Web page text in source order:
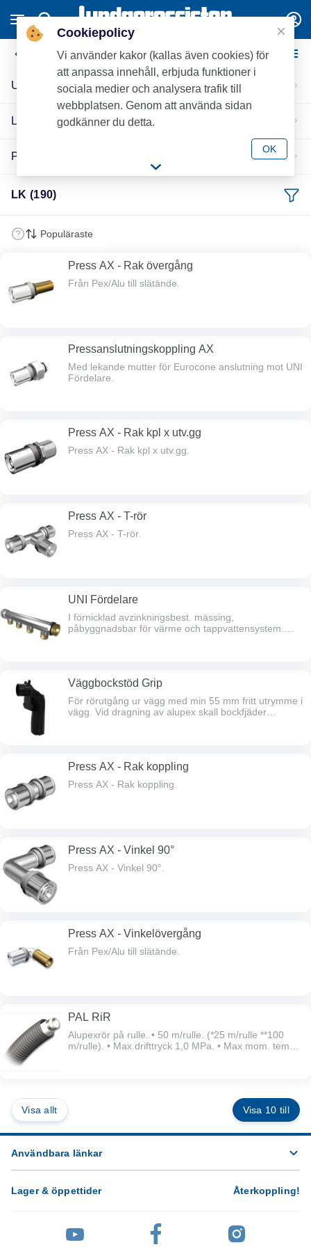
Universal
LK Universal Push-Fit
Press-pex
LK (190)
Press AX - Rak övergång
Från Pex/Alu till slätände.
Pressanslutningskoppling AX
Med lekande mutter för Eurocone anslutning mot UNI
Fördelare.
Press AX - Rak kpl x utv.gg
Press AX - Rak kpl x utv.gg.
Press AX - T-rör
Press AX - T-rör.
UNI Fördelare
I förnicklad avzinkningsbest. mässing,
påbyggnadsbar för värme och tappvattensystem.
Väggbockstöd Grip
För rörutgång ur vägg med min 55 mm fritt utrymme i
vägg. Vid dragning av alupex skall bockfjäder
Press AX - Rak koppling
Press AX - Rak koppling.
Press AX - Vinkel 90°
Press AX - Vinkel 90°.
Press AX - Vinkelövergång
Från Pex/Alu till slätände.
PAL RiR
Alupexrör på rulle. • 50 m/rulle. (*25 m/rulle **100
m/rulle). • Max drifttryck 1,0 MPa. • Max mom. temp.
Visa allt Visa 10 till
Användbara länkar
Lager & öppettider Återkoppling!
Cookiepolicy
Vi använder kakor (kallas även cookies) för
att anpassa innehåll, erbjuda funktioner i
sociala medier och analysera trafik till
webbplatsen. Genom att använda sidan
godkänner du detta.
OK